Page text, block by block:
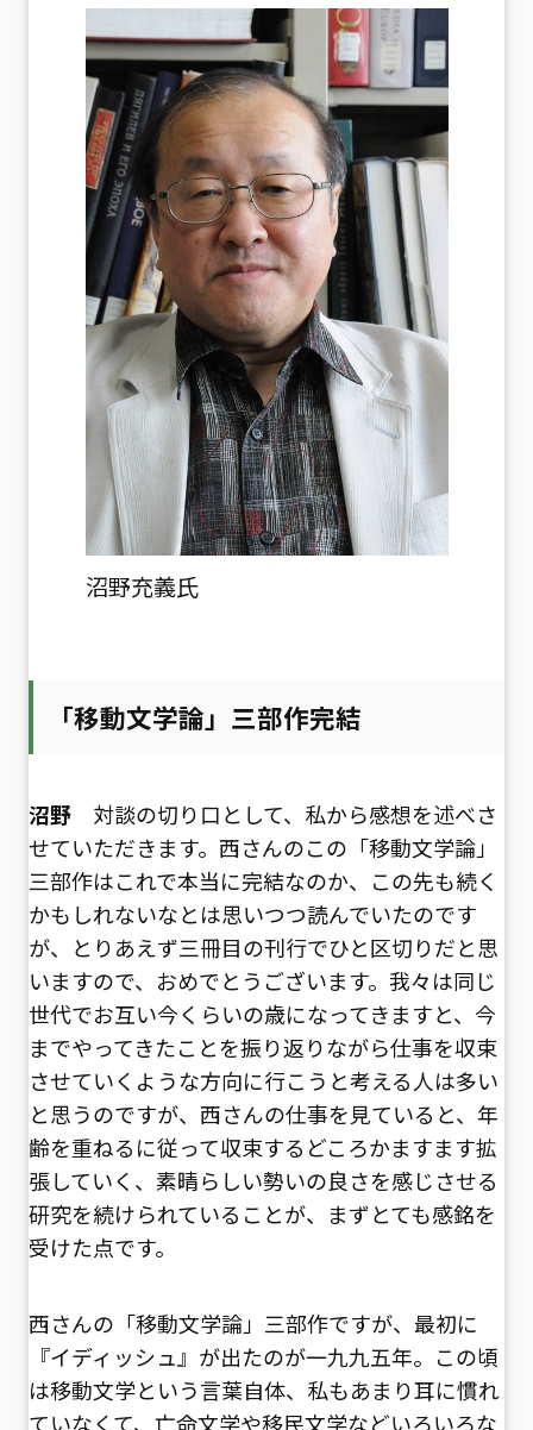
沼野充義氏
「移動文学論」三部作完結
沼野対談の切り口として、私から感想を述べさ
せていただきます。西さんのこの「移動文学論」
三部作はこれで本当に完結なのか、この先も続く
かもしれないなとは思いつつ読んでいたのです
が、とりあえず三冊目の刊行でひと区切りだと思
いますので、おめでとうございます。我々は同じ
世代でお互い今くらいの歳になってきますと、今
までやってきたことを振り返りながら仕事を収束
させていくような方向に行こうと考える人は多い
と思うのですが、西さんの仕事を見ていると、年
齢を重ねるに従って収束するどころかますます拡
張していく、素晴らしい勢いの良さを感じさせる
研究を続けられていることが、まずとても感銘を
受けた点です。
西さんの「移動文学論」三部作ですが、最初に
『イディッシュ』が出たのが一九九五年。この頃
は移動文学という言葉自体、私もあまり耳に慣れ
ていなくて、亡命文学や移民文学などいろいろな